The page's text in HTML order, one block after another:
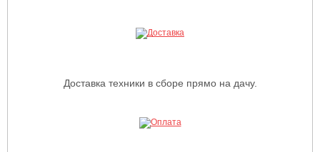
Доставка техники в сборе прямо на дачу.